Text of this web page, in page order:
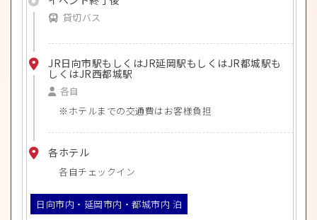
貸切バス
JR日向市駅もしくはJR延岡駅もしくはJR都城駅も
しくはJR西都城駅
各自
ホテルまでの交通費はお客様負担
各ホテル
各自チェックイン
日向市内・延岡市内・都城市内 泊